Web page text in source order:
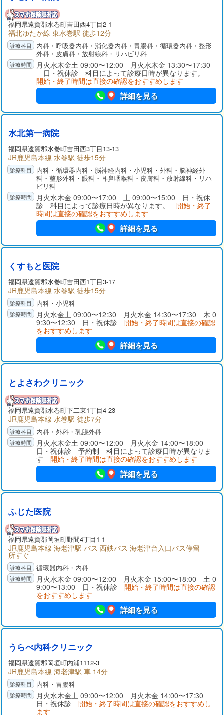
福岡県遠賀郡水巻町吉田西4丁目2-1
福北ゆたか線 東水巻駅 徒歩12分
内科・呼吸器内科・消化器内科・胃腸科・循環器内科・整形
外科・皮膚科・放射線科・リハビリ科
月火水木金土 09:00〜12:00 月火水木金 13:30〜17:30
日・祝休診 科目によって診療日時が異なります。
開始・終了時間は直接の確認をおすすめします
詳細を見る
水北第一病院
福岡県遠賀郡水巻町吉田西3丁目13-13
JR鹿児島本線 水巻駅 徒歩15分
内科・循環器内科・脳神経内科・小児科・外科・脳神経外
科・整形外科・眼科・耳鼻咽喉科・皮膚科・放射線科・リハ
ビリ科
月火水木金 09:00〜17:00 土 09:00〜15:00 日・祝休
診 科目によって診療日時が異なります。 開始・終了
時間は直接の確認をおすすめします
詳細を見る
くすもと医院
福岡県遠賀郡水巻町吉田西1丁目3-17
JR鹿児島本線 水巻駅 徒歩15分
内科・小児科
月火水金土 09:00〜12:30 月火水金 14:30〜17:30 木 0
9:30〜12:30 日・祝休診 開始・終了時間は直接の確認
をおすすめします
詳細を見る
とよさわクリニック
福岡県遠賀郡水巻町下二東1丁目4-23
JR鹿児島本線 水巻駅 徒歩7分
内科・外科・乳腺外科
月火水木金土 09:00〜12:00 月火水金 14:00〜18:00
日・祝休診 予約制 科目によって診療日時が異なりま
す 開始・終了時間は直接の確認をおすすめします
詳細を見る
ふじた医院
福岡県遠賀郡岡垣町野間4丁目1-1
JR鹿児島本線 海老津駅 バス 西鉄バス 海老津台入口バス停留
所すぐ
循環器内科・内科
月火水木金 09:00〜12:00 月火木金 15:00〜18:00 土 0
9:00〜13:00 日・祝休診 開始・終了時間は直接の確認
をおすすめします
詳細を見る
うらべ内科クリニック
福岡県遠賀郡岡垣町内浦1112-3
JR鹿児島本線 海老津駅 車 14分
内科・胃腸科
月火水木金土 09:00〜12:00 月火木金 14:00〜17:30
日・祝休診 開始・終了時間は直接の確認をおすすめし
ます